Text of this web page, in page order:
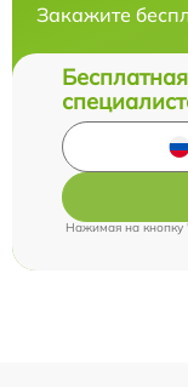
Закажите
Нажимая на кнопку